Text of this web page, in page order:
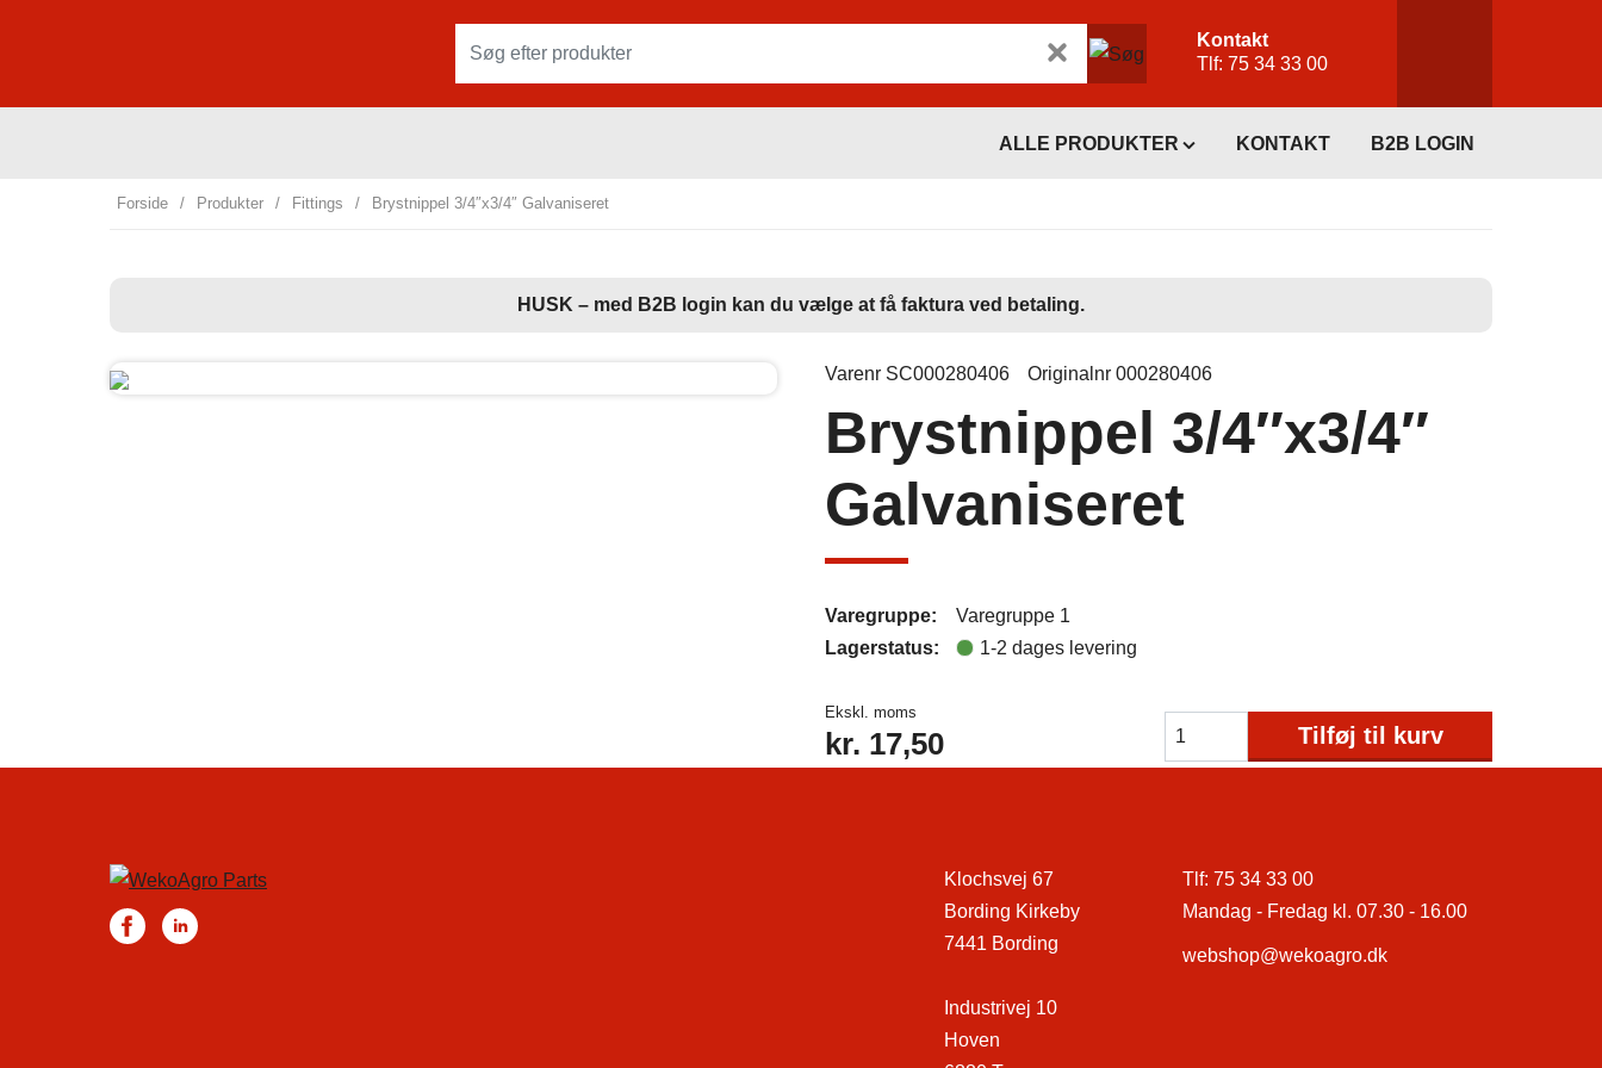
Kontakt
Tlf: 75 34 33 00
ALLE PRODUKTER KONTAKT B2B LOGIN
Forside / Produkter / Fittings / Brystnippel 3/4″x3/4″ Galvaniseret
HUSK – med B2B login kan du vælge at få faktura ved betaling.
Varenr SC000280406 Originalnr 000280406
Brystnippel 3/4″x3/4″
Galvaniseret
Varegruppe:
Varegruppe 1
Lagerstatus:
1-2 dages levering
Ekskl. moms
kr. 17,50 Tilføj til kurv
Klochsvej 67
Bording Kirkeby
7441 Bording
Industrivej 10
Hoven
Tlf: 75 34 33 00
Mandag - Fredag kl. 07.30 - 16.00
webshop@wekoagro.dk